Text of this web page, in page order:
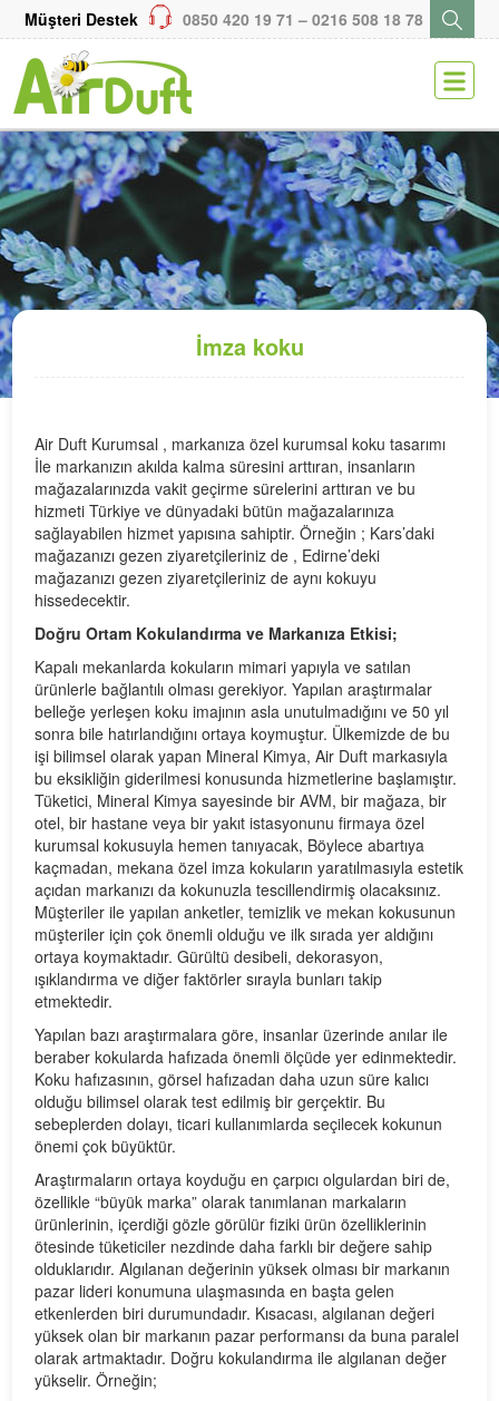
Müşteri Destek 0850 420 19 71 – 0216 508 18 78
ENGLISH
İmza koku
Air Duft Kurumsal , markanıza özel kurumsal koku tasarımı
İle markanızın akılda kalma süresini arttıran, insanların
mağazalarınızda vakit geçirme sürelerini arttıran ve bu
hizmeti Türkiye ve dünyadaki bütün mağazalarınıza
sağlayabilen hizmet yapısına sahiptir. Örneğin ; Kars’daki
mağazanızı gezen ziyaretçileriniz de , Edirne’deki
mağazanızı gezen ziyaretçileriniz de aynı kokuyu
hissedecektir.
Doğru Ortam Kokulandırma ve Markanıza Etkisi;
Kapalı mekanlarda kokuların mimari yapıyla ve satılan
ürünlerle bağlantılı olması gerekiyor. Yapılan araştırmalar
belleğe yerleşen koku imajının asla unutulmadığını ve 50 yıl
sonra bile hatırlandığını ortaya koymuştur. Ülkemizde de bu
işi bilimsel olarak yapan Mineral Kimya, Air Duft markasıyla
bu eksikliğin giderilmesi konusunda hizmetlerine başlamıştır.
Tüketici, Mineral Kimya sayesinde bir AVM, bir mağaza, bir
otel, bir hastane veya bir yakıt istasyonunu firmaya özel
kurumsal kokusuyla hemen tanıyacak, Böylece abartıya
kaçmadan, mekana özel imza kokuların yaratılmasıyla estetik
açıdan markanızı da kokunuzla tescillendirmiş olacaksınız.
Müşteriler ile yapılan anketler, temizlik ve mekan kokusunun
müşteriler için çok önemli olduğu ve ilk sırada yer aldığını
ortaya koymaktadır. Gürültü desibeli, dekorasyon,
ışıklandırma ve diğer faktörler sırayla bunları takip
etmektedir.
Yapılan bazı araştırmalara göre, insanlar üzerinde anılar ile
beraber kokularda hafızada önemli ölçüde yer edinmektedir.
Koku hafızasının, görsel hafızadan daha uzun süre kalıcı
olduğu bilimsel olarak test edilmiş bir gerçektir. Bu
sebeplerden dolayı, ticari kullanımlarda seçilecek kokunun
önemi çok büyüktür.
Araştırmaların ortaya koyduğu en çarpıcı olgulardan biri de,
özellikle “büyük marka” olarak tanımlanan markaların
ürünlerinin, içerdiği gözle görülür fiziki ürün özelliklerinin
ötesinde tüketiciler nezdinde daha farklı bir değere sahip
olduklarıdır. Algılanan değerinin yüksek olması bir markanın
pazar lideri konumuna ulaşmasında en başta gelen
etkenlerden biri durumundadır. Kısacası, algılanan değeri
yüksek olan bir markanın pazar performansı da buna paralel
olarak artmaktadır. Doğru kokulandırma ile algılanan değer
yükselir. Örneğin;